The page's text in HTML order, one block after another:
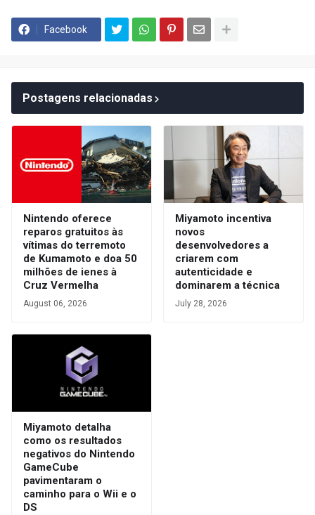
Facebook
Postagens relacionadas
Nintendo oferece
reparos gratuitos às
vítimas do terremoto
de Kumamoto e doa 50
milhões de ienes à
Cruz Vermelha
August 06, 2026
Miyamoto incentiva
novos
desenvolvedores a
criarem com
autenticidade e
dominarem a técnica
July 28, 2026
Miyamoto detalha
como os resultados
negativos do Nintendo
GameCube
pavimentaram o
caminho para o Wii e o
DS